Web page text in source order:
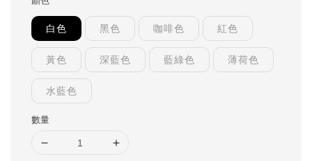
白色 黑色 咖啡色 紅色
黃色 深藍色 藍綠色 薄荷色
水藍色
數量